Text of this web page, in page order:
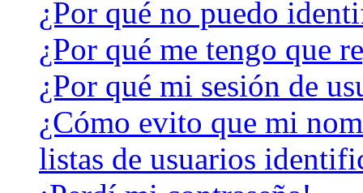
¿Por qué no puedo
¿Por qué me tengo que
¿Por qué mi sesión de
¿Cómo evito que mi
listas de usuarios